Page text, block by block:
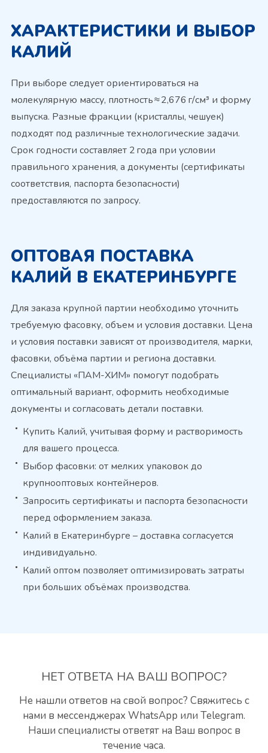
ХАРАКТЕРИСТИКИ И ВЫБОР
КАЛИЙ
При выборе следует ориентироваться на
молекулярную массу, плотность ≈ 2,676 г/см³ и форму
выпуска. Разные фракции (кристаллы, чешуек)
подходят под различные технологические задачи.
Срок годности составляет 2 года при условии
правильного хранения, а документы (сертификаты
соответствия, паспорта безопасности)
предоставляются по запросу.
ОПТОВАЯ ПОСТАВКА
КАЛИЙ В ЕКАТЕРИНБУРГЕ
Для заказа крупной партии необходимо уточнить
требуемую фасовку, объем и условия доставки. Цена
и условия поставки зависят от производителя, марки,
фасовки, объёма партии и региона доставки.
Специалисты «ПАМ-ХИМ» помогут подобрать
оптимальный вариант, оформить необходимые
документы и согласовать детали поставки.
Купить Калий, учитывая форму и растворимость
для вашего процесса.
Выбор фасовки: от мелких упаковок до
крупнооптовых контейнеров.
Запросить сертификаты и паспорта безопасности
перед оформлением заказа.
Калий в Екатеринбурге – доставка согласуется
индивидуально.
Калий оптом позволяет оптимизировать затраты
при больших объёмах производства.
НЕТ ОТВЕТА НА ВАШ ВОПРОС?
Не нашли ответов на свой вопрос? Свяжитесь с
нами в мессенджерах WhatsApp или Telegram.
Наши специалисты ответят на Ваш вопрос в
течение часа.